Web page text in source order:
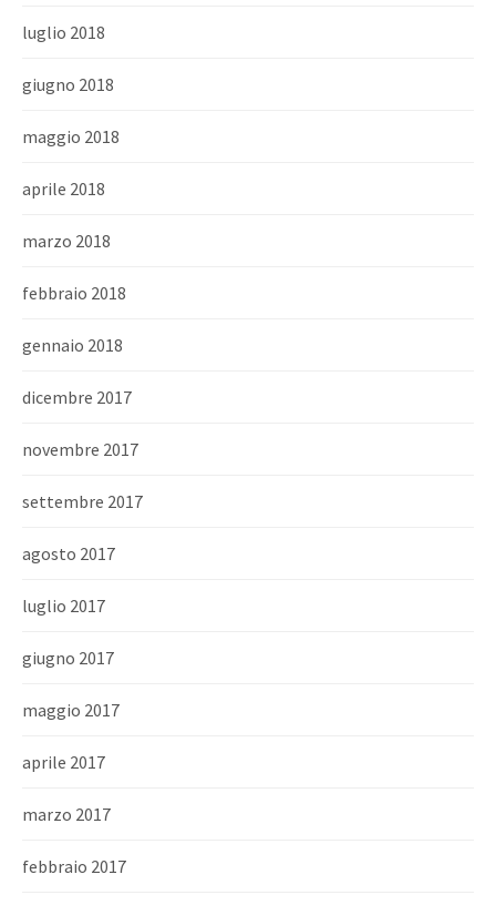
luglio 2018
giugno 2018
maggio 2018
aprile 2018
marzo 2018
febbraio 2018
gennaio 2018
dicembre 2017
novembre 2017
settembre 2017
agosto 2017
luglio 2017
giugno 2017
maggio 2017
aprile 2017
marzo 2017
febbraio 2017